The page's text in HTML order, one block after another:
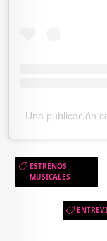
Una publicación
ESTRENOS
MUSICALES